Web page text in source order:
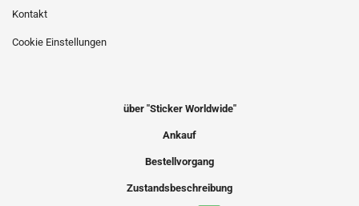
Kontakt
Cookie Einstellungen
über "Sticker Worldwide"
Ankauf
Bestellvorgang
Zustandsbeschreibung